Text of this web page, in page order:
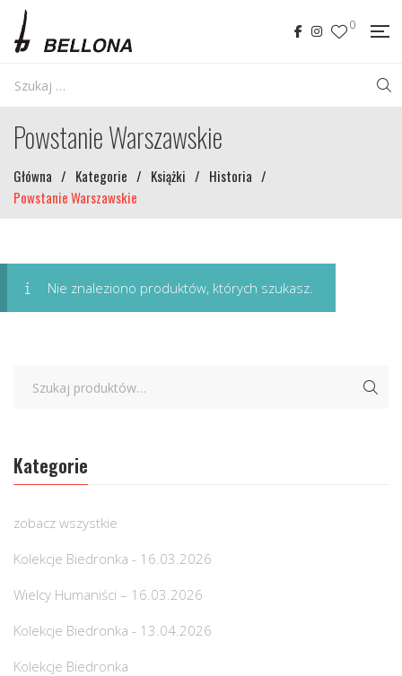
0
Powstanie Warszawskie
Główna / Kategorie / Książki / Historia /
Powstanie Warszawskie
Nie znaleziono produktów, których szukasz.
Kategorie
zobacz wszystkie
Kolekcje Biedronka - 16.03.2026
Wielcy Humaniści – 16.03.2026
Kolekcje Biedronka - 13.04.2026
Kolekcje Biedronka